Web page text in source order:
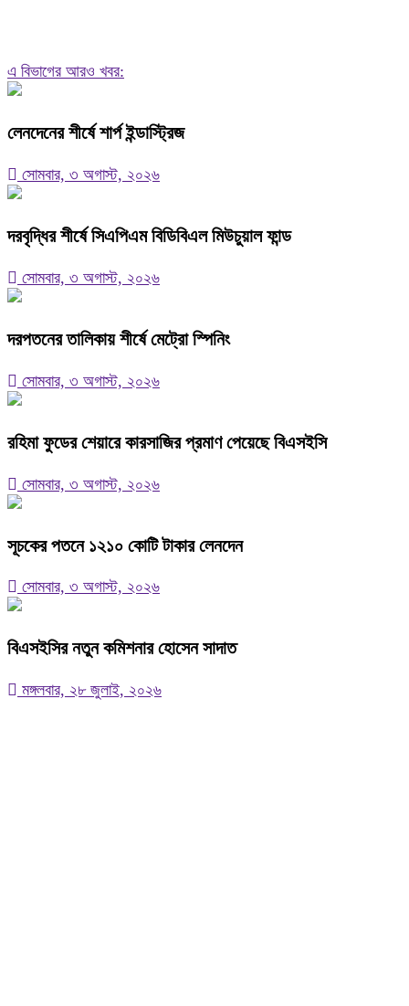
এ বিভাগের আরও খবর:
লেনদেনের শীর্ষে শার্প ইন্ডাস্ট্রিজ
সোমবার, ৩ অগাস্ট, ২০২৬
দরবৃদ্ধির শীর্ষে সিএপিএম বিডিবিএল মিউচুয়াল ফান্ড
সোমবার, ৩ অগাস্ট, ২০২৬
দরপতনের তালিকায় শীর্ষে মেট্রো স্পিনিং
সোমবার, ৩ অগাস্ট, ২০২৬
রহিমা ফুডের শেয়ারে কারসাজির প্রমাণ পেয়েছে বিএসইসি
সোমবার, ৩ অগাস্ট, ২০২৬
সূচকের পতনে ১২১০ কোটি টাকার লেনদেন
সোমবার, ৩ অগাস্ট, ২০২৬
বিএসইসির নতুন কমিশনার হোসেন সাদাত
মঙ্গলবার, ২৮ জুলাই, ২০২৬